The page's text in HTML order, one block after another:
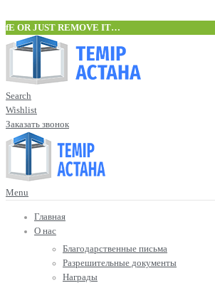
fE OR JUST REMOVE IT…
Search
Wishlist
Заказать звонок
Menu
Главная
О нас
Благодарственные письма
Разрешительные документы
Награды